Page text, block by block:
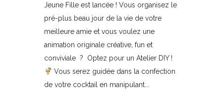
Jeune Fille est lancée ! Vous organisez le
pré-plus beau jour de la vie de votre
meilleure amie et vous voulez une
animation originale créative, fun et
conviviale ? Optez pour un Atelier DIY !
Vous serez guidée dans la confection
de votre cocktail en manipulant...